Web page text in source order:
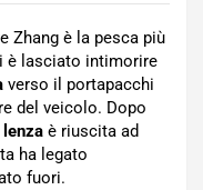
Zhang è la pesca più
è lasciato intimorire
verso il portapacchi
del veicolo. Dopo
lenza è riuscita ad
ha legato
fuori.